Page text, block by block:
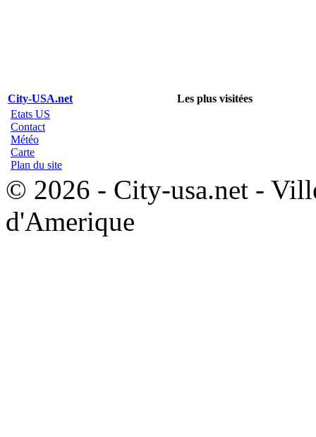
City-USA.net
Les plus visitées
Etats US
Contact
Météo
Carte
Plan du site
© 2026 - City-usa.net -
d'Amerique